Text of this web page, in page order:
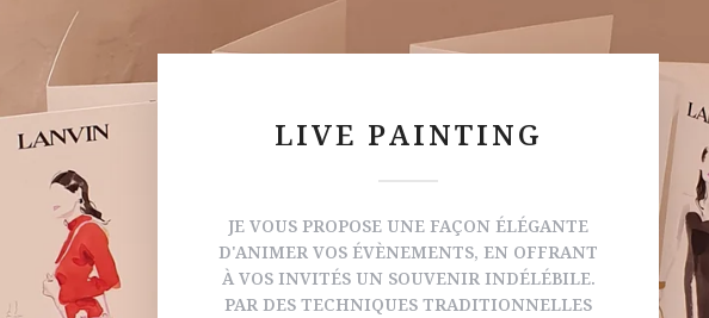
LIVE PAINTING
JE VOUS PROPOSE UNE FAÇON ÉLÉGANTE
D'ANIMER VOS ÉVÈNEMENTS, EN OFFRANT
À VOS INVITÉS UN SOUVENIR INDÉLÉBILE.
PAR DES TECHNIQUES TRADITIONNELLES